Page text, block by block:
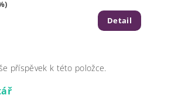
Detail
příspěvek k této položce.